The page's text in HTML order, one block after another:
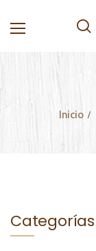
Inicio
Categorías